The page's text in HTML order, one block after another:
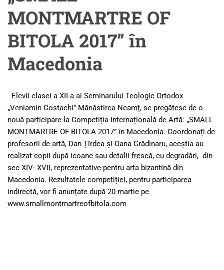
MONTMARTRE OF
BITOLA 2017” în
Macedonia
Elevii clasei a XII-a ai Seminarului Teologic Ortodox
„Veniamin Costachi” Mănăstirea Neamț, se pregătesc de o
nouă participare la Competiția Internațională de Artă: „SMALL
MONTMARTRE OF BITOLA 2017” în Macedonia. Coordonați de
profesorii de artă, Dan Țîrdea și Oana Grădinaru, aceștia au
realizat copii după icoane sau detalii frescă, cu degradări, din
sec XIV- XVII, reprezentative pentru arta bizantină din
Macedonia. Rezultatele competiției, pentru participarea
indirectă, vor fi anunțate după 20 martie pe
www.smallmontmartreofbitola.com